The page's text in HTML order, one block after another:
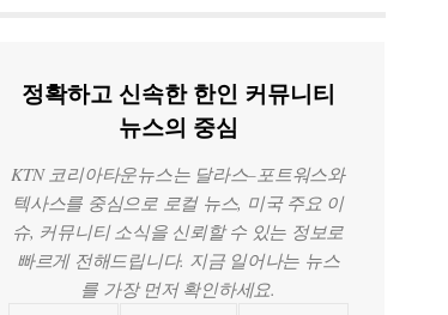
정확하고 신속한 한인 커뮤니티
뉴스의 중심
KTN 코리아타운뉴스는 달라스–포트워스와
텍사스를 중심으로 로컬 뉴스, 미국 주요 이
슈, 커뮤니티 소식을 신뢰할 수 있는 정보로
빠르게 전해드립니다. 지금 일어나는 뉴스
를 가장 먼저 확인하세요.